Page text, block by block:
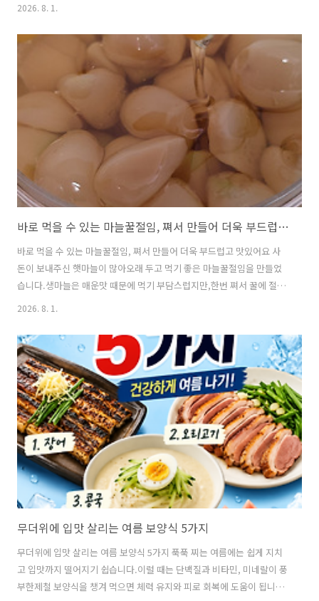
si=tOAvZ5KCmSoWvz7x 산책길에 만난 이색풍경저녁을 먹고 9시를
훨씬 넘긴시간 동네 한바퀴 운동하러 나갔다.밭에서YouTube에서 마음
에 드는 동영상과 음악을 감상하고, 직접 만든 콘텐츠를 업로드하여 친
구, 가족뿐 아니라 전 세계 사람들과 콘텐츠를 공유할 수 있습니
다.www.youtube.com
2026. 8. 1.
바로 먹을 수 있는 마늘꿀절임, 쪄서 만들어 더욱 부드럽고 맛있어요
바로 먹을 수 있는 마늘꿀절임, 쪄서 만들어 더욱 부드럽고 맛있어요 사
돈이 보내주신 햇마늘이 많아오래 두고 먹기 좋은 마늘꿀절임을 만들었
습니다.생마늘은 매운맛 때문에 먹기 부담스럽지만,한번 쪄서 꿀에 절이
면매운맛은 줄어들고 부드러워져하루에 몇 알씩 간식처럼 먹기 좋습니
시피▶ 재료 (Ingredients)깐마늘( Peeled garlic ) 300g꿀( Honey )
마늘이 잠길 정도 ▶ 만드는 법 (Directions)㉠ 마늘은 껍질을 제거해 준
다.(Peel the garlic.) ㉡ 깐마늘은 씻어 물기를 빼둔다.(Wash the
peeled garlic and drain well.) ㉢ 찜기에 넣고 쪄낸다.(Steam..
2026. 8. 1.
무더위에 입맛 살리는 여름 보양식 5가지
무더위에 입맛 살리는 여름 보양식 5가지 푹푹 찌는 여름에는 쉽게 지치
고 입맛까지 떨어지기 쉽습니다.이럴 때는 단백질과 비타민, 미네랄이 풍
부한제철 보양식을 챙겨 먹으면 체력 유지와 피로 회복에 도움이 됩니다.